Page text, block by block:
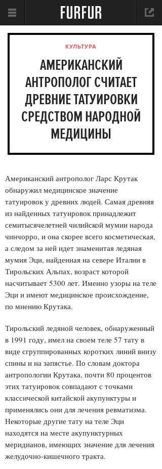
КУЛЬТУРА
АМЕРИКАНСКИЙ
АНТРОПОЛОГ СЧИТАЕТ
ДРЕВНИЕ ТАТУИРОВКИ
СРЕДСТВОМ НАРОДНОЙ
МЕДИЦИНЫ
Американский антрополог Ларс Крутак
обнаружил медицинское значение
татуировок у древних людей. Самая древняя
из найденных татуировок принадлежит
семитысячелетней чилийской мумии народа
чинчорро, и она скорее всего косметическая,
а следом за ней идет знаменитая ледяная
мумия Эци, найденная на севере Италии в
Тирольских Альпах, возраст которой
насчитывает 5300 лет. Именно узоры на теле
Эци и имеют медицинское происхождение,
по мнению Крутака.
Тирольский ледяной человек, обнаруженный
в 1991 году, имел на своем теле 57 тату в
виде сгруппированных коротких линий внизу
спины и на запястье. По словам доктора
антропологии Крутака, почти 80 процентов
этих татуировок совпадают с точками
классической китайской акупунктуры и
применялись они для лечения ревматизма.
Некоторые другие тату на теле Эци
находятся на месте акупунктурных
меридианов, имеющих значение для лечения
желудочно-кишечного тракта.